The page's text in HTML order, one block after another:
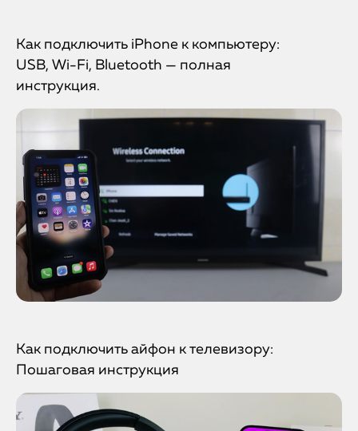
Как подключить iPhone к компьютеру:
USB, Wi-Fi, Bluetooth — полная
инструкция.
Как подключить айфон к телевизору:
Пошаговая инструкция